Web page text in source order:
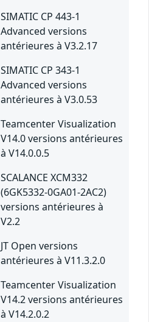
SIMATIC CP 443-1
Advanced versions
antérieures à V3.2.17
SIMATIC CP 343-1
Advanced versions
antérieures à V3.0.53
Teamcenter Visualization
V14.0 versions antérieures
à V14.0.0.5
SCALANCE XCM332
(6GK5332-0GA01-2AC2)
versions antérieures à
V2.2
JT Open versions
antérieures à V11.3.2.0
Teamcenter Visualization
V14.2 versions antérieures
à V14.2.0.2